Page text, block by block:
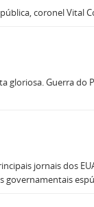
coronel Vital
gloriosa. Guerra do
jornais dos
governamentais